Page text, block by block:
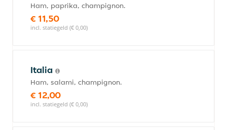
Ham, paprika, champignon.
€ 11,50
incl. statiegeld (€ 0,00)
Italia
Ham, salami, champignon.
€ 12,00
incl. statiegeld (€ 0,00)